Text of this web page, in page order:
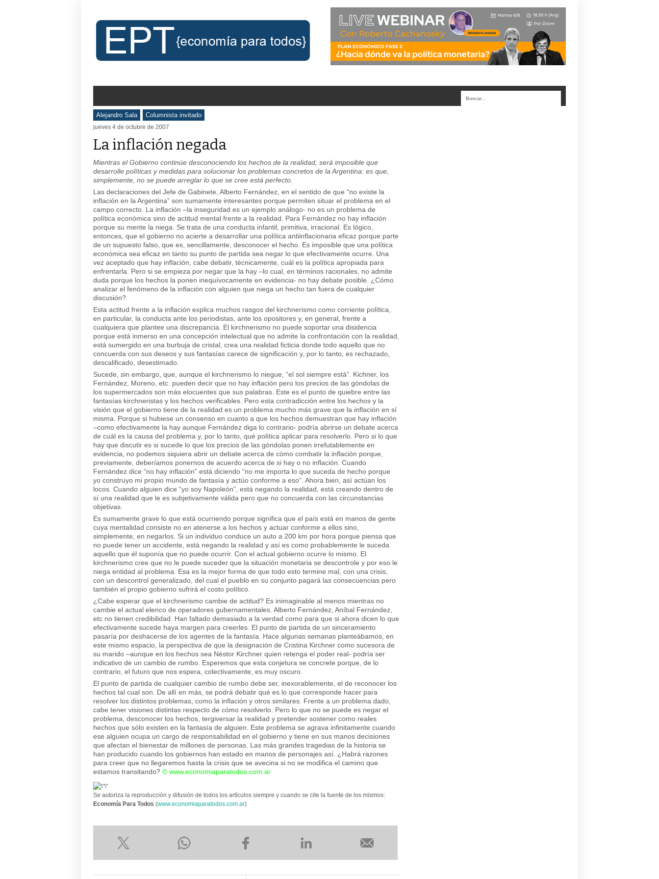
Alejandro Sala Columnista invitado
jueves 4 de octubre de 2007
La inflación negada
Mientras el Gobierno continúe desconociendo los hechos de la realidad, será imposible que
desarrolle políticas y medidas para solucionar los problemas concretos de la Argentina: es que,
simplemente, no se puede arreglar lo que se cree está perfecto.
Las declaraciones del Jefe de Gabinete, Alberto Fernández, en el sentido de que “no existe la
inflación en la Argentina” son sumamente interesantes porque permiten situar el problema en el
campo correcto. La inflación –la inseguridad es un ejemplo análogo- no es un problema de
política económica sino de actitud mental frente a la realidad. Para Fernández no hay inflación
porque su mente la niega. Se trata de una conducta infantil, primitiva, irracional. Es lógico,
entonces, que el gobierno no acierte a desarrollar una política antiinflacionaria eficaz porque parte
de un supuesto falso, que es, sencillamente, desconocer el hecho. Es imposible que una política
económica sea eficaz en tanto su punto de partida sea negar lo que efectivamente ocurre. Una
vez aceptado que hay inflación, cabe debatir, técnicamente, cuál es la política apropiada para
enfrentarla. Pero si se empieza por negar que la hay –lo cual, en términos racionales, no admite
duda porque los hechos la ponen inequívocamente en evidencia- no hay debate posible. ¿Cómo
analizar el fenómeno de la inflación con alguien que niega un hecho tan fuera de cualquier
discusión?
Esta actitud frente a la inflación explica muchos rasgos del kirchnerismo como corriente política,
en particular, la conducta ante los periodistas, ante los opositores y, en general, frente a
cualquiera que plantee una discrepancia. El kirchnerismo no puede soportar una disidencia
porque está inmerso en una concepción intelectual que no admite la confrontación con la realidad,
está sumergido en una burbuja de cristal, crea una realidad ficticia donde todo aquello que no
concuerda con sus deseos y sus fantasías carece de significación y, por lo tanto, es rechazado,
descalificado, desestimado.
Sucede, sin embargo, que, aunque el kirchnerismo lo niegue, “el sol siempre está”. Kichner, los
Fernández, Moreno, etc. pueden decir que no hay inflación pero los precios de las góndolas de
los supermercados son más elocuentes que sus palabras. Este es el punto de quiebre entre las
fantasías kirchneristas y los hechos verificables. Pero esta contradicción entre los hechos y la
visión que el gobierno tiene de la realidad es un problema mucho más grave que la inflación en sí
misma. Porque si hubiese un consenso en cuanto a que los hechos demuestran que hay inflación
–como efectivamente la hay aunque Fernández diga lo contrario- podría abrirse un debate acerca
de cuál es la causa del problema y, por lo tanto, qué política aplicar para resolverlo. Pero si lo que
hay que discutir es si sucede lo que los precios de las góndolas ponen irrefutablemente en
evidencia, no podemos siquiera abrir un debate acerca de cómo combatir la inflación porque,
previamente, deberíamos ponernos de acuerdo acerca de si hay o no inflación. Cuando
Fernández dice “no hay inflación” está diciendo “no me importa lo que suceda de hecho porque
yo construyo mi propio mundo de fantasía y actúo conforme a eso”. Ahora bien, así actúan los
locos. Cuando alguien dice “yo soy Napoleón”, está negando la realidad, está creando dentro de
sí una realidad que le es subjetivamente válida pero que no concuerda con las circunstancias
objetivas.
Es sumamente grave lo que está ocurriendo porque significa que el país está en manos de gente
cuya mentalidad consiste no en atenerse a los hechos y actuar conforme a ellos sino,
simplemente, en negarlos. Si un individuo conduce un auto a 200 km por hora porque piensa que
no puede tener un accidente, está negando la realidad y así es como probablemente le suceda
aquello que él suponía que no puede ocurrir. Con el actual gobierno ocurre lo mismo. El
kirchnerismo cree que no le puede suceder que la situación monetaria se descontrole y por eso le
niega entidad al problema. Esa es la mejor forma de que todo esto termine mal, con una crisis,
con un descontrol generalizado, del cual el pueblo en su conjunto pagará las consecuencias pero
también el propio gobierno sufrirá el costo político.
¿Cabe esperar que el kirchnerismo cambie de actitud? Es inimaginable al menos mientras no
cambie el actual elenco de operadores gubernamentales. Alberto Fernández, Aníbal Fernández,
etc no tienen credibilidad. Han faltado demasiado a la verdad como para que si ahora dicen lo que
efectivamente sucede haya margen para creerles. El punto de partida de un sinceramiento
pasaría por deshacerse de los agentes de la fantasía. Hace algunas semanas planteábamos, en
este mismo espacio, la perspectiva de que la designación de Cristina Kirchner como sucesora de
su marido –aunque en los hechos sea Néstor Kirchner quien retenga el poder real- podría ser
indicativo de un cambio de rumbo. Esperemos que esta conjetura se concrete porque, de lo
contrario, el futuro que nos espera, colectivamente, es muy oscuro.
El punto de partida de cualquier cambio de rumbo debe ser, inexorablemente, el de reconocer los
hechos tal cual son. De allí en más, se podrá debatir qué es lo que corresponde hacer para
resolver los distintos problemas, como la inflación y otros similares. Frente a un problema dado,
cabe tener visiones distintas respecto de cómo resolverlo. Pero lo que no se puede es negar el
problema, desconocer los hechos, tergiversar la realidad y pretender sostener como reales
hechos que sólo existen en la fantasía de alguien. Este problema se agrava infinitamente cuando
ese alguien ocupa un cargo de responsabilidad en el gobierno y tiene en sus manos decisiones
que afectan el bienestar de millones de personas. Las más grandes tragedias de la historia se
han producido cuando los gobiernos han estado en manos de personajes así. ¿Habrá razones
para creer que no llegaremos hasta la crisis que se avecina si no se modifica el camino que
estamos transitando? © www.economiaparatodos.com.ar
Se autoriza la reproducción y difusión de todos los artículos siempre y cuando se cite la fuente de los mismos:
Economía Para Todos (www.economiaparatodos.com.ar)